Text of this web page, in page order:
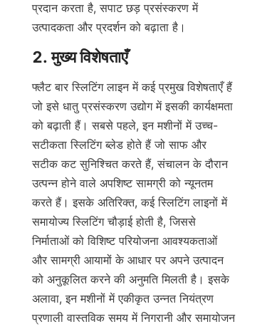
प्रदान करता है, सपाट छड़ प्रसंस्करण में
उत्पादकता और प्रदर्शन को बढ़ाता है।
2. मुख्य विशेषताएँ
फ्लैट बार स्लिटिंग लाइन में कई प्रमुख विशेषताएँ हैं
जो इसे धातु प्रसंस्करण उद्योग में इसकी कार्यक्षमता
को बढ़ाती हैं। सबसे पहले, इन मशीनों में उच्च-
सटीकता स्लिटिंग ब्लेड होते हैं जो साफ और
सटीक कट सुनिश्चित करते हैं, संचालन के दौरान
उत्पन्न होने वाले अपशिष्ट सामग्री को न्यूनतम
करते हैं। इसके अतिरिक्त, कई स्लिटिंग लाइनों में
समायोज्य स्लिटिंग चौड़ाई होती है, जिससे
निर्माताओं को विशिष्ट परियोजना आवश्यकताओं
और सामग्री आयामों के आधार पर अपने उत्पादन
को अनुकूलित करने की अनुमति मिलती है। इसके
अलावा, इन मशीनों में एकीकृत उन्नत नियंत्रण
प्रणाली वास्तविक समय में निगरानी और समायोजन